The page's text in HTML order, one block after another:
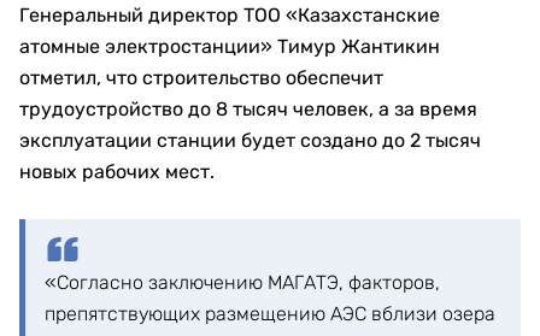
Генеральный директор ТОО «Казахстанские
атомные электростанции» Тимур Жантикин
отметил, что строительство обеспечит
трудоустройство до 8 тысяч человек, а за время
эксплуатации станции будет создано до 2 тысяч
новых рабочих мест.
«Согласно заключению МАГАТЭ, факторов,
препятствующих размещению АЭС вблизи озера